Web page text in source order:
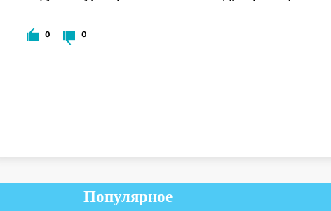
0 0
Популярное